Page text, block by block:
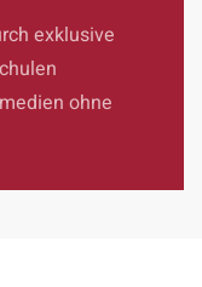
exklusive
ohne